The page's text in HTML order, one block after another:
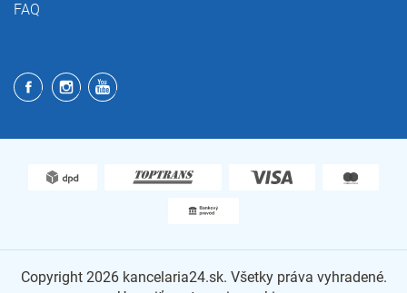
FAQ
Copyright 2026 kancelaria24.sk. Všetky práva vyhradené.